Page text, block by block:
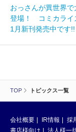
TOP トピックス一覧
おっさんが異世界
登場！ コミカライ
1月新刊発売中です!!
会社概要 IR情報 採
書店様向け
法人様一